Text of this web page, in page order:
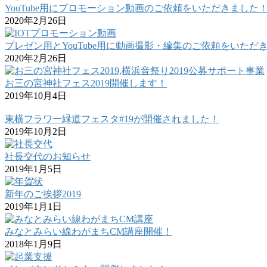
YouTube用にプロモーション動画のご依頼をいただきました！
2020年2月26日
プレゼン用とYouTube用に動画撮影・編集のご依頼をいただ
2020年2月26日
お三の宮神社フェス2019開催します！
2019年10月4日
東横フラワー緑道フェスタ#19が開催されました！
2019年10月2日
社長交代のお知らせ
2019年1月5日
新年のご挨拶2019
2019年1月1日
みなとみらい線わがまちCM講座開催！
2018年1月9日